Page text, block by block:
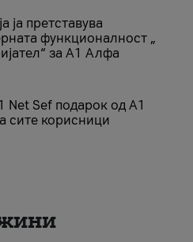
ја претставува
функционалност „
за А1 Алфа
Net Sеf подарок од А1
сите корисници